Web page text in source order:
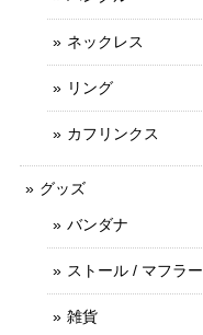
ネックレス
リング
カフリンクス
グッズ
バンダナ
ストール / マフラー
雑貨